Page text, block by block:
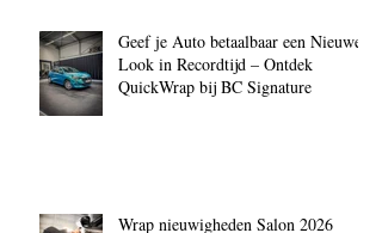
Geef je Auto betaalbaar een Nieuwe
Look in Recordtijd – Ontdek
QuickWrap bij BC Signature
Wrap nieuwigheden Salon 2026